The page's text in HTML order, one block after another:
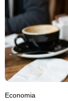
Economia